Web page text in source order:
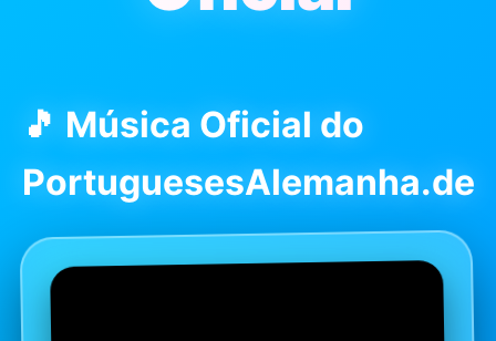
🎵 Música Oficial do
PortuguesesAlemanha.de